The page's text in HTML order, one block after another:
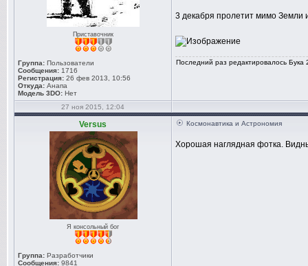
Приставочник
Группа: Пользователи
Сообщения: 1716
Регистрация: 26 фев 2013, 10:56
Откуда: Анапа
Модель 3DO: Нет
3 декабря пролетит мимо Земли
Последний раз редактировалось Бука
27 ноя 2015, 12:04
Versus
Я консольный бог
Группа: Разработчики
Сообщения: 9841
Космонавтика и Астрономия
Хорошая наглядная фотка.